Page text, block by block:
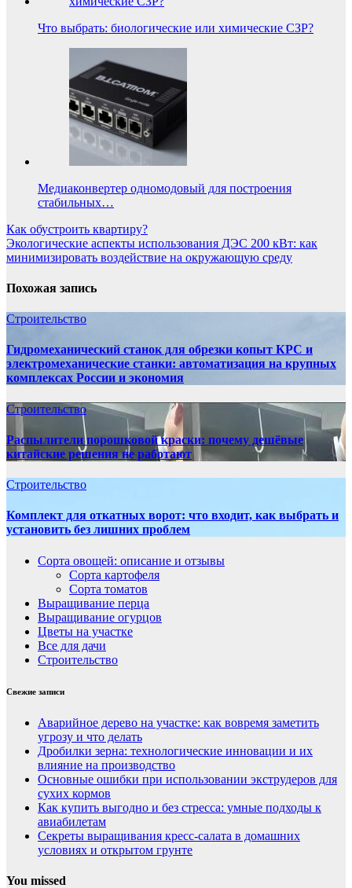
Что выбрать: биологические или химические СЗР?
Медиаконвертер одномодовый для построения
стабильных…
Навигация
по
Как обустроить квартиру?
Экологические аспекты использования ДЭС 200 кВт: как
минимизировать воздействие на окружающую среду
Похожая запись
Строительство
Гидромеханический станок для обрезки копыт КРС и
электромеханические станки: автоматизация на крупных
комплексах России и экономия
Строительство
Распылители порошковой краски: почему дешёвые
китайские решения не работают
Строительство
Комплект для откатных ворот: что входит, как выбрать и
установить без лишних проблем
Сорта овощей: описание и отзывы
Сорта картофеля
Сорта томатов
Выращивание перца
Выращивание огурцов
Цветы на участке
Все для дачи
Строительство
Свежие записи
Аварийное дерево на участке: как вовремя заметить
угрозу и что делать
Дробилки зерна: технологические инновации и их
влияние на производство
Основные ошибки при использовании экструдеров для
сухих кормов
Как купить выгодно и без стресса: умные подходы к
авиабилетам
Секреты выращивания кресс-салата в домашних
условиях и открытом грунте
You missed